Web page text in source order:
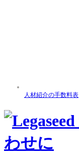
人材紹介の手数料表